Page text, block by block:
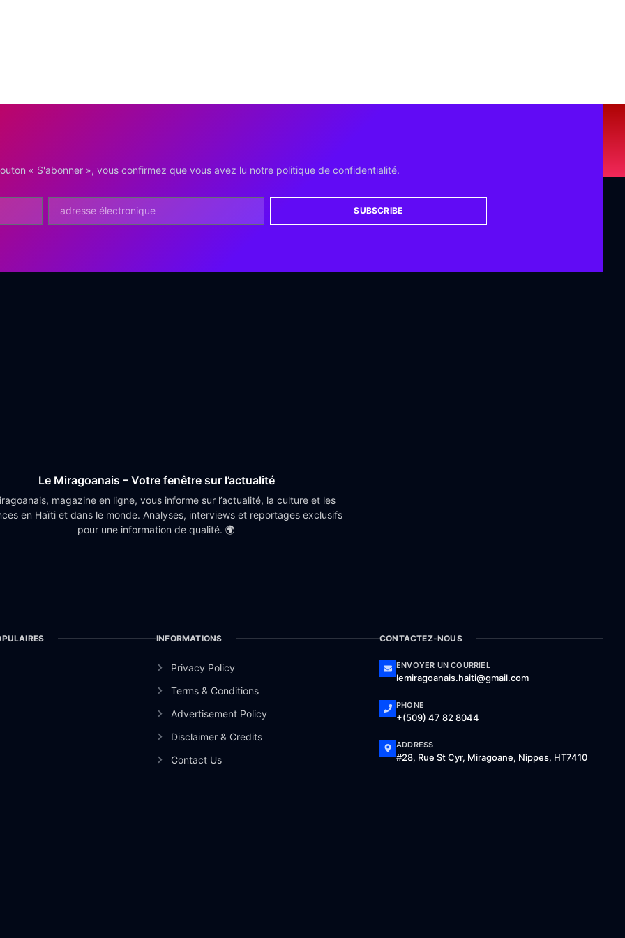
« S'abonner », vous confirmez que vous avez lu notre politique de confidentialité.
SUBSCRIBE
Le Miragoanais – Votre fenêtre sur l’actualité
magazine en ligne, vous informe sur l’actualité, la culture et les
en Haïti et dans le monde. Analyses, interviews et reportages exclusifs
pour une information de qualité. 🌍
INFORMATIONS
Privacy Policy
Terms & Conditions
Advertisement Policy
Disclaimer & Credits
Contact Us
CONTACTEZ-NOUS
ENVOYER UN COURRIEL
lemiragoanais.haiti@gmail.com
PHONE
+(509) 47 82 8044
ADDRESS
#28, Rue St Cyr, Miragoane, Nippes, HT7410